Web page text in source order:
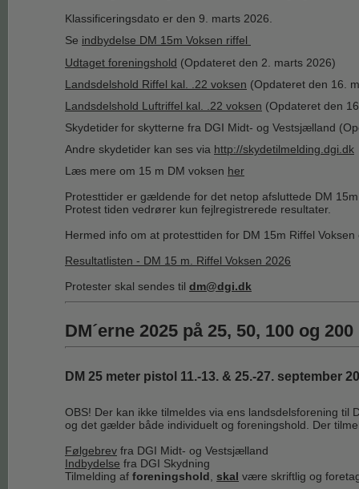
Klassificeringsdato er den 9. marts 2026.
Se indbydelse DM 15m Voksen riffel
Udtaget foreningshold (Opdateret den 2. marts 2026)
Landsdelshold Riffel kal. .22 voksen (Opdateret den 16.
Landsdelshold Luftriffel kal. .22 voksen (Opdateret den
Skydetiderfor skytterne fra DGI Midt- og Vestsjælland
Andre skydetider kan ses via http://skydetilmelding.dgi.dk
Læs mere om 15 m DM voksen her
Protesttider er gældende for det netop afsluttede DM
Protest tiden vedrører kun fejlregistrerede resultater.
Hermed info om at protesttiden for DM 15m Riffel
Resultatlisten - DM 15 m. Riffel Voksen 2026
Protester skal sendes til dm@dgi.dk
DM´erne 2025 på 25, 50, 100 og
DM 25 meter pistol 11.-13. & 25.-27. september
OBS! Der kan ikke tilmeldes via ens landsdelsforening til
og det gælder både individuelt og foreningshold. Der
Følgebrev fra DGI Midt- og Vestsjælland
Indbydelse fra DGI Skydning
Tilmelding af foreningshold skal være skriftlig og